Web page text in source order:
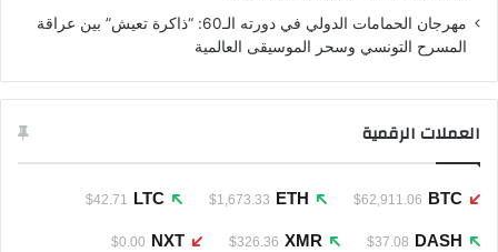
مهرجان الحمامات الدولي في دورته الـ60: “ذاكرة تعيش” بين عراقة
المسرح التونسي وسحر الموسيقى العالمية
العملات الرقمية
BTC
$62,911.06
ETH
$1,673.33
LTC
$42.71
DASH
$37.08
XMR
$326.36
NXT
$0.00